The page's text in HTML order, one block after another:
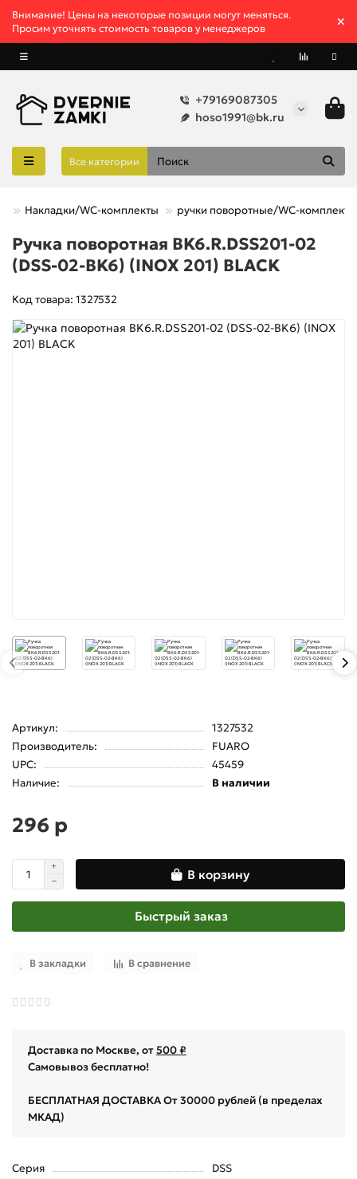
Внимание! Цены на некоторые позиции могут меняться.
Просим уточнять стоимость товаров у менеджеров
+79169087305
hoso1991@bk.ru
Все категории
Накладки/WC-комплекты ручки поворотные/WC-комплекты
Ручка поворотная BK6.R.DSS201-02
(DSS-02-BK6) (INOX 201) BLACK
Код товара: 1327532
Артикул:
1327532
Производитель:
FUARO
UPC:
45459
Наличие:
В наличии
296 р
В корзину
Быстрый заказ
В закладки В сравнение
Доставка по Москве, от500 ₽
Самовывоз бесплатно!
БЕСПЛАТНАЯ ДОСТАВКА От 30000 рублей (в пределах
МКАД)
Серия
DSS